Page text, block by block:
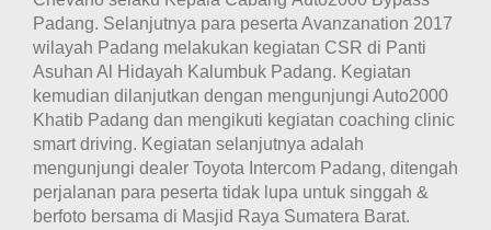
Padang. Selanjutnya para peserta Avanzanation 2017
wilayah Padang melakukan kegiatan CSR di Panti
Asuhan Al Hidayah Kalumbuk Padang. Kegiatan
kemudian dilanjutkan dengan mengunjungi Auto2000
Khatib Padang dan mengikuti kegiatan coaching clinic
smart driving. Kegiatan selanjutnya adalah
mengunjungi dealer Toyota Intercom Padang, ditengah
perjalanan para peserta tidak lupa untuk singgah &
berfoto bersama di Masjid Raya Sumatera Barat.